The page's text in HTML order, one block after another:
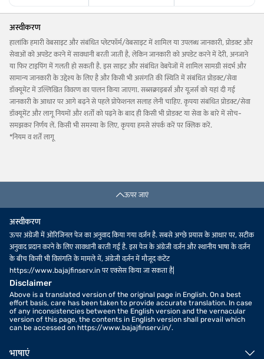
अस्वीकरण
हालांकि हमारी वेबसाइट और संबंधित प्लेटफॉर्म/वेबसाइट में शामिल या उपलब्ध जानकारी, प्रोडक्ट और
सेवाओं को अपडेट करने में सावधानी बरती जाती है, लेकिन जानकारी को अपडेट करने में देरी, अनजाने
या फिर टाइपिंग में गलती हो सकती है. इस साइट और संबंधित वेबपेजों में शामिल सामग्री संदर्भ और
सामान्य जानकारी के उद्देश्य के लिए है और किसी भी असंगति की स्थिति में संबंधित प्रोडक्ट/सेवा
डॉक्यूमेंट में उल्लिखित विवरण का पालन किया जाएगा. सब्सक्राइबर्स और यूज़र्स को यहां दी गई
जानकारी के आधार पर आगे बढ़ने से पहले प्रोफेशनल सलाह लेनी चाहिए. कृपया संबंधित प्रोडक्ट/सेवा
डॉक्यूमेंट और लागू नियमों और शर्तों को पढ़ने के बाद ही किसी भी प्रोडक्ट या सेवा के बारे में सोच-
समझकर निर्णय लें. किसी भी समस्या के लिए, कृपया हमसे संपर्क करें पर क्लिक करें.
*नियम व शर्तें लागू
ऊपर जाएं
अस्वीकरण
ऊपर अंग्रेजी में ओरिजिनल पेज का अनुवाद किया गया वर्ज़न है. सबसे अच्छे प्रयास के आधार पर, सटीक
अनुवाद प्रदान करने के लिए सावधानी बरती गई है. इस पेज के अंग्रेजी वर्ज़न और स्थानीय भाषा के वर्ज़न
के बीच किसी भी विसंगति के मामले में, अंग्रेजी वर्ज़न में मौजूद कंटेंट
https://www.bajajfinserv.in पर एक्सेस किया जा सकता है|
Disclaimer
Above is a translated version of the original page in English. On a best
effort basis, care has been taken to provide accurate translation. In case
of any inconsistencies between the English version and the vernacular
version of this page, the contents in English version shall prevail which
can be accessed on https://www.bajajfinserv.in/.
भाषाएं